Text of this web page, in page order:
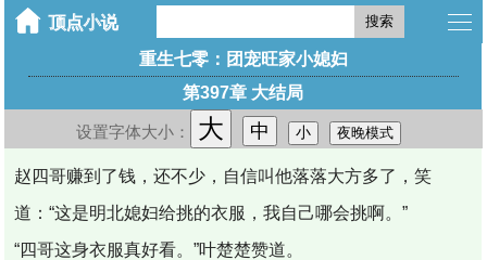
搜索
重生七零：团宠旺家小媳妇
第397章 大结局
设置字体大小： 大 中 小 夜晚模式
赵四哥赚到了钱，还不少，自信叫他落落大方多了，笑
道：“这是明北媳妇给挑的衣服，我自己哪会挑啊。”
“四哥这身衣服真好看。”叶楚楚赞道。